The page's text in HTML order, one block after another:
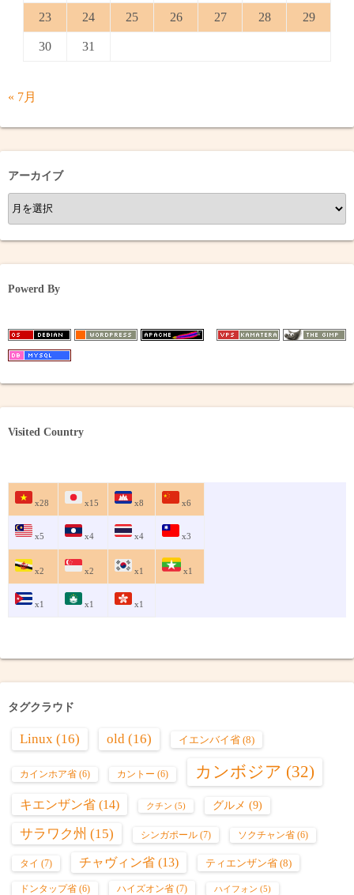
23 24 25 26 27 28 29
30 31
« 7月
アーカイブ
ア
ー
カ
イ
ブ
Powerd By
Visited Country
x28 x15 x8 x6
x5 x4 x4 x3
x2 x2 x1 x1
x1 x1 x1
タグクラウド
Linux (16) old (16) イエンバイ省 (8)
カインホア省 (6) カントー (6) カンボジア (32)
キエンザン省 (14) クチン (5) グルメ (9)
サラワク州 (15) シンガポール (7) ソクチャン省 (6)
タイ (7) チャヴィン省 (13) ティエンザン省 (8)
ドンタップ省 (6) ハイズオン省 (7) ハイフォン (5)